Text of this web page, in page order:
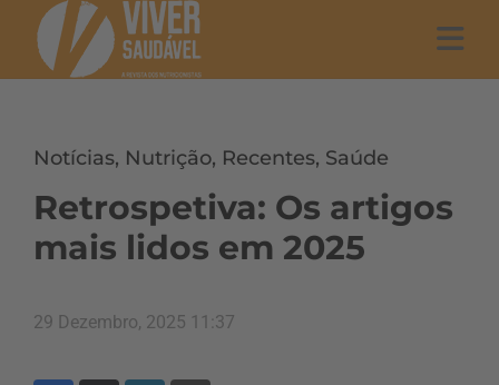
Notícias, Nutrição, Recentes, Saúde
Retrospetiva: Os artigos
mais lidos em 2025
29 Dezembro, 2025 11:37